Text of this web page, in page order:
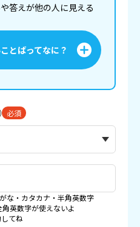
答えが他の人に見える
とばってなに？
必須
な・カタカナ・半角英数字
英数字が使えないよ
てね